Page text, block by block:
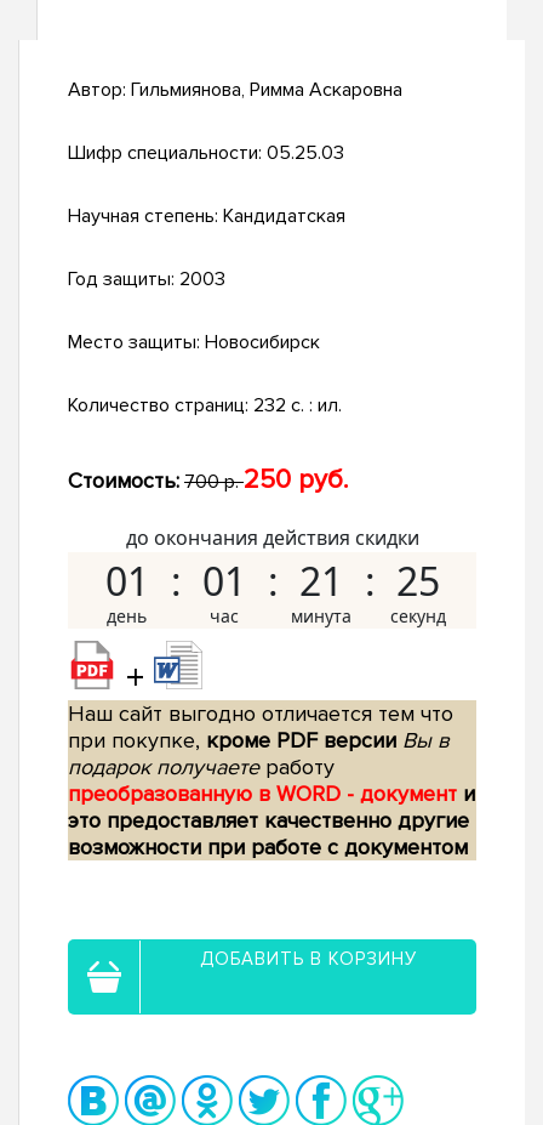
Автор: Гильмиянова, Римма Аскаровна
Шифр специальности: 05.25.03
Научная степень: Кандидатская
Год защиты: 2003
Место защиты: Новосибирск
Количество страниц: 232 с. : ил.
Стоимость: 700 р.250 руб.
до окончания действия скидки
01 01 21 24
+
Наш сайт выгодно отличается тем что
при покупке, кроме PDF версии Вы в
подарок получаетеработу
преобразованную в WORD - документ и
это предоставляет качественно другие
возможности при работе с документом
ДОБАВИТЬ В КОРЗИНУ